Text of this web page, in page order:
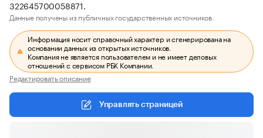
322645700058871.
Данные получены из публичных государственных источников.
Информация носит справочный характер и сгенерирована на
основании данных из открытых источников.
Компания не является пользователем и не имеет деловых
отношений с сервисом РБК Компании.
Редактировать описание
Управлять страницей